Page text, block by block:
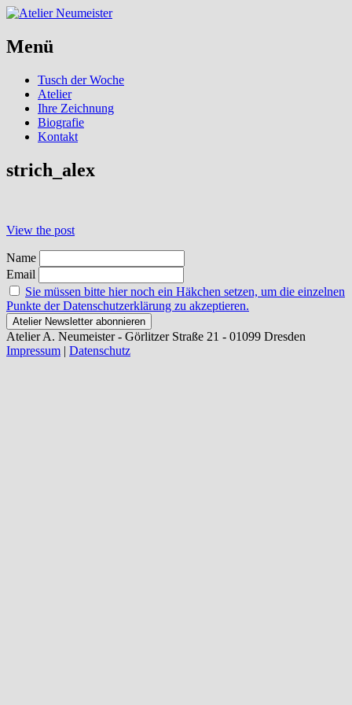
Menü
Skip
content
Tusch der Woche
Atelier
Ihre Zeichnung
Biografie
Kontakt
strich_alex
Post
navigation
View the post
Name
Email
Sie müssen bitte hier noch ein Häkchen setzen, um die einzelnen
Punkte der Datenschutzerklärung zu akzeptieren.
Atelier A. Neumeister - Görlitzer Straße 21 - 01099 Dresden
Impressum | Datenschutz